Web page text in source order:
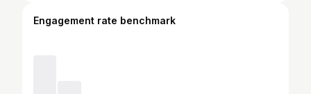
Engagement rate benchmark